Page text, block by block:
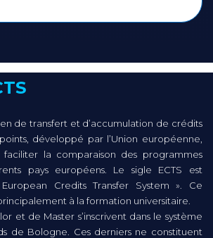
de transfert et d’accumulation de crédits
développé par l’Union européenne,
la comparaison des programmes
pays européens. Le sigle ECTS est
Credits Transfer System ». Ce
à la formation universitaire.
et de Master s’inscrivent dans le système
de Bologne. Ces derniers ne constituent